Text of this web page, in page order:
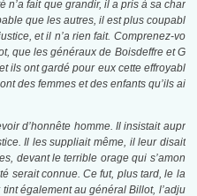
n’a fait que grandir, il a pris à sa char
que les autres, il est plus coupabl
et il n’a rien fait. Comprenez-vo
que les généraux de Boisdeffre et G
ils ont gardé pour eux cette effroyabl
des femmes et des enfants qu’ils ai
d’honnête homme. Il insistait aupr
Il les suppliait même, il leur disait
devant le terrible orage qui s’amon
serait connue. Ce fut, plus tard, le la
également au général Billot, l’adju